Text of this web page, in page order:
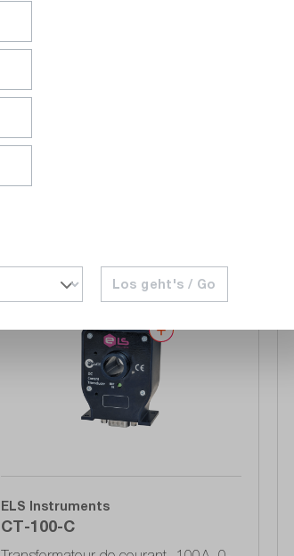
ELS Instruments
Ampèremètre 7,5 chiffres, incl.
Sur demande
Comparer
Noter
ELS Instruments
CT-100-C
Los geht's / Go